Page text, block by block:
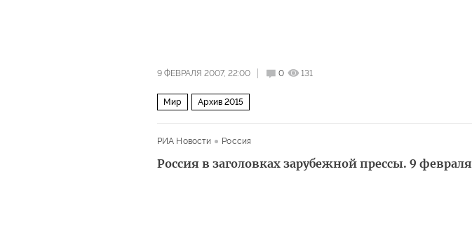
9 ФЕВРАЛЯ 2007, 22:00 0 131
Мир Архив 2015
РИА Новости Россия
Россия в заголовках зарубежной прессы. 9 февраля